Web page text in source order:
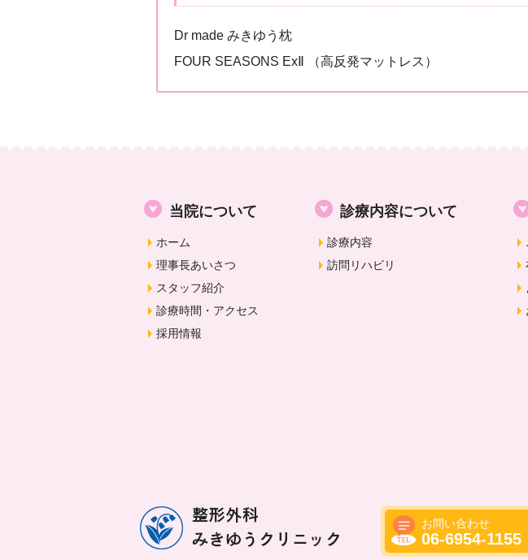
Dr made みきゆう枕
FOUR SEASONS ExⅡ （高反発マットレス）
当院について
ホーム
理事長あいさつ
スタッフ紹介
診療時間・アクセス
採用情報
診療内容について
診療内容
訪問リハビリ
お問い合わせ
06-6954-1155